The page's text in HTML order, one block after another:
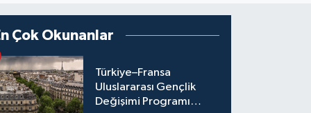
Çok Okunanlar
Türkiye–Fransa
Uluslararası Gençlik
Değişimi Programı